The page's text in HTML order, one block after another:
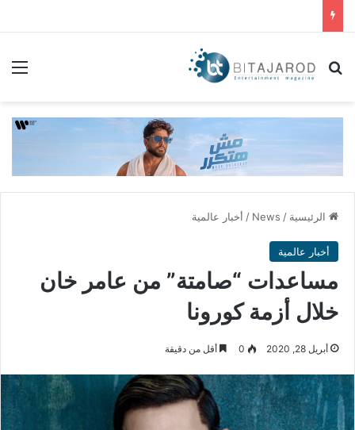
بحث عن
الرئيسية /
News
/ أخبار عالمية
أخبار عالمية
مساعدات “صامتة” من عامر خان
خلال أزمة كورونا
أبريل 28, 2020 0 أقل من دقيقة